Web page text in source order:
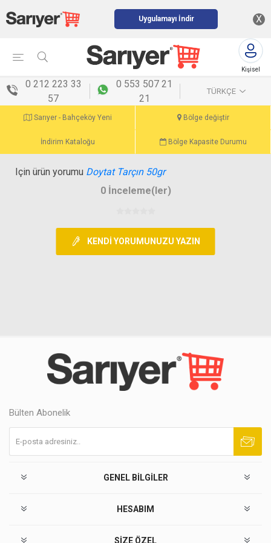
Uygulamayı İndir X
Kişisel
0 212 223 33
57
0 553 507 21
21
TÜRKÇE
Sarıyer - Bahçeköy Yeni Bölge değiştir
İndirim Kataloğu Bölge Kapasite Durumu
Için ürün yorumu Doytat Tarçın 50gr
0 İnceleme(ler)
KENDI YORUMUNUZU YAZIN
Bülten Abonelik
GENEL BILGILER
HESABIM
SIZE ÖZEL